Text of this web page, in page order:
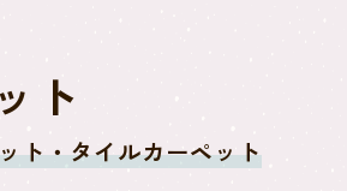
ッ ト
ト・タイルカーペット